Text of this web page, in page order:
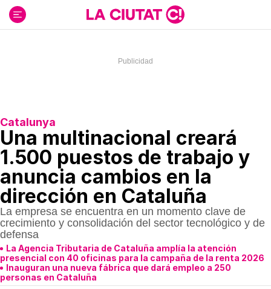
contenido
Catalunya
Una multinacional creará
1.500 puestos de trabajo y
anuncia cambios en la
dirección en Cataluña
La empresa se encuentra en un momento clave de
crecimiento y consolidación del sector tecnológico y de
defensa
La Agencia Tributaria de Cataluña amplía la atención
presencial con 40 oficinas para la campaña de la renta 2026
Inauguran una nueva fábrica que dará empleo a 250
personas en Cataluña